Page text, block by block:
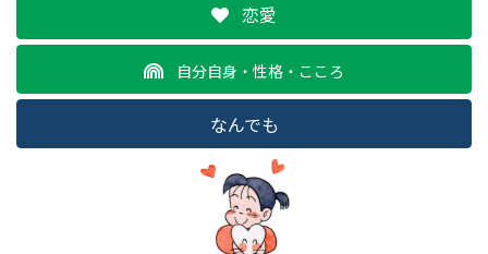
恋愛
自分自身・性格・こころ
なんでも